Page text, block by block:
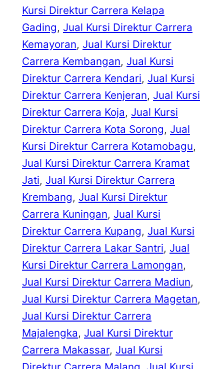
Kursi Direktur Carrera Kelapa
Gading, Jual Kursi Direktur Carrera
Kemayoran, Jual Kursi Direktur
Carrera Kembangan, Jual Kursi
Direktur Carrera Kendari, Jual Kursi
Direktur Carrera Kenjeran, Jual Kursi
Direktur Carrera Koja, Jual Kursi
Direktur Carrera Kota Sorong, Jual
Kursi Direktur Carrera Kotamobagu
Jual Kursi Direktur Carrera Kramat
Jati, Jual Kursi Direktur Carrera
Krembang, Jual Kursi Direktur
Carrera Kuningan, Jual Kursi
Direktur Carrera Kupang, Jual Kursi
Direktur Carrera Lakar Santri, Jual
Kursi Direktur Carrera Lamongan
Jual Kursi Direktur Carrera Madiun
Jual Kursi Direktur Carrera Magetan
Jual Kursi Direktur Carrera
Majalengka, Jual Kursi Direktur
Carrera Makassar, Jual Kursi